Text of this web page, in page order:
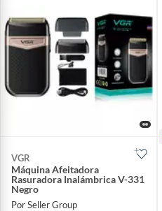
VGR
Máquina Afeitadora
Rasuradora Inalámbrica V-331
Negro
Por Seller Group